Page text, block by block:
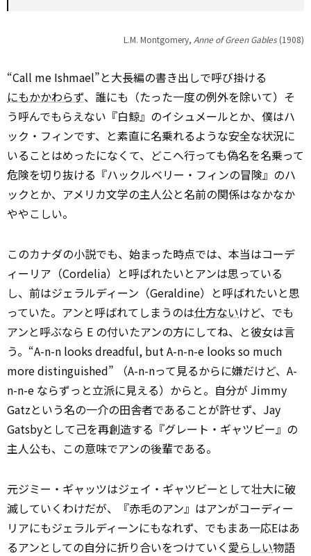
L.M. Montgomery, Anne of Green Gables(1908)
“Call me Ishmael”と大長編の書き出しで呼び掛ける
にもかかわらず、誰にも（たった一度の例外を除いて）そ
う呼んでもらえない『白鯨』のイシュメールとか、僕はハ
ック・フィンです、と素直に名乗れるような安全な状況に
いることはめったになくて、どこへ行っても偽名を名乗って
危険を切り抜ける『ハックルベリー・フィンの冒険』のハ
ックとか、アメリカ文学の主人公と名前の関係はなかなか
ややこしい。
このカナダの小説でも、始まった時点では、本当はコーデ
ィーリア（Cordelia）と呼ばれたいとアンは思っている
し、前はジェラルディーン（Geraldine）と呼ばれたいと思
っていた。アンと呼ばれてしまうのは仕方ないけど、でも
アンと呼ぶなら E の付いたアンの方にしてね、と彼女は言
う。“A-n-n looks dreadful, but A-n-n-e looks so much
more distinguished” （A-n-nって見るからに嫌だけど、A-
n-n-e ならずっと立派に見える）からと。自分が Jimmy
Gatzという名の一介の田舎者であることが許せず、Jay
Gatsbyとして己を再創造する『グレート・ギャツビー』の
主人公も、この意味でアンの後輩である。
元ジミー・ギャッツはジェイ・ギャツビーとして壮大に破
滅していくわけだが、『赤毛のアン』はアンがコーディー
リアにもジェラルディーンにもなれず、でもまあ一応Eはあ
るアンとしての自分に折り合いをつけていく 愛らしい物語